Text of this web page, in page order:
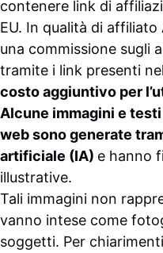
contenere link di
EU. In qualità di
una commissione sugli
tramite i link presenti
costo aggiuntivo per
Alcune immagini e
web sono generate
artificiale (IA) e hanno
illustrative.
Tali immagini non
vanno intese come
soggetti. Per